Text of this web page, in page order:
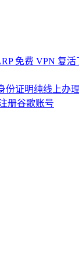
免费 VPN 复
份证明纯线上办
册谷歌账号